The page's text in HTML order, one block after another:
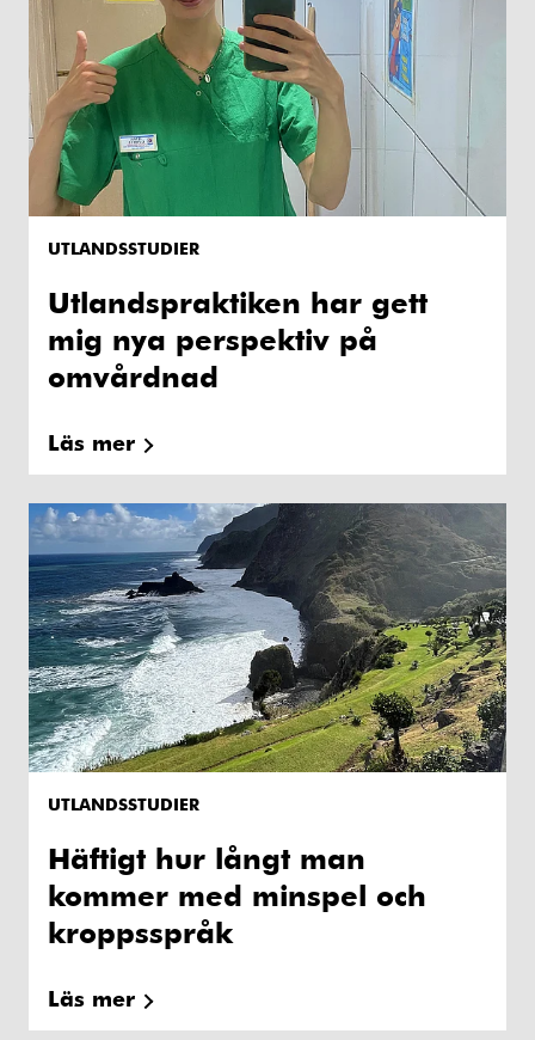
UTLANDSSTUDIER
Utlandspraktiken har gett
mig nya perspektiv på
omvårdnad
Läs mer
UTLANDSSTUDIER
Häftigt hur långt man
kommer med minspel och
kroppsspråk
Läs mer